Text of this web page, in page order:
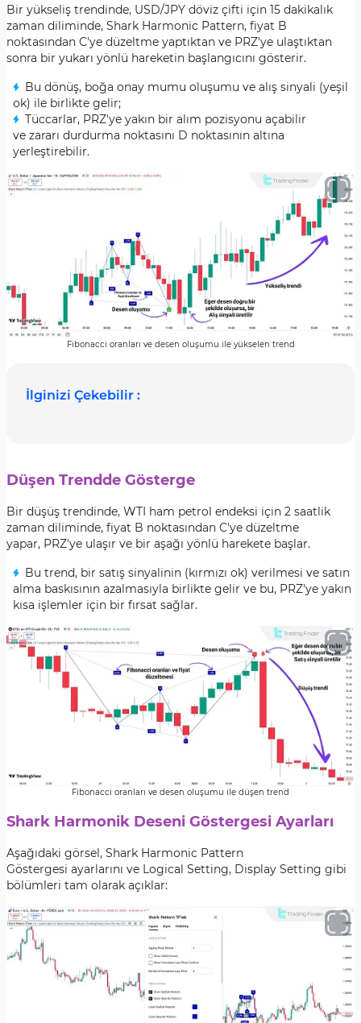
Bir yükseliş trendinde, USD/JPY döviz çifti için 15 dakikalık
zaman diliminde, Shark Harmonic Pattern, fiyat B
noktasından C'ye düzeltme yaptıktan ve PRZ'ye ulaştıktan
sonra bir yukarı yönlü hareketin başlangıcını gösterir.
Bu dönüş, boğa onay mumu oluşumu ve alış sinyali (yeşil
ok) ile birlikte gelir;
Tüccarlar, PRZ'ye yakın bir alım pozisyonu açabilir
ve zararı durdurma noktasını D noktasının altına
yerleştirebilir.
Fibonacci oranları ve desen oluşumu ile yükselen trend
İlginizi Çekebilir :
Düşen Trendde Gösterge
Bir düşüş trendinde, WTI ham petrol endeksi için 2 saatlik
zaman diliminde, fiyat B noktasından C'ye düzeltme
yapar, PRZ'ye ulaşır ve bir aşağı yönlü harekete başlar.
Bu trend, bir satış sinyalinin (kırmızı ok) verilmesi ve satın
alma baskısının azalmasıyla birlikte gelir ve bu, PRZ'ye yakın
kısa işlemler için bir fırsat sağlar.
Fibonacci oranları ve desen oluşumu ile düşen trend
Shark Harmonik Deseni Göstergesi Ayarları
Aşağıdaki görsel, Shark Harmonic Pattern
Göstergesi ayarlarını ve Logical Setting, Display Setting gibi
bölümleri tam olarak açıklar: